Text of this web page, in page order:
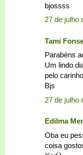
bjossss
27 de julho
Tami
Parabéns
Um lindo
pelo
Bjs
27 de julho
Edilma
Oba eu
coisa